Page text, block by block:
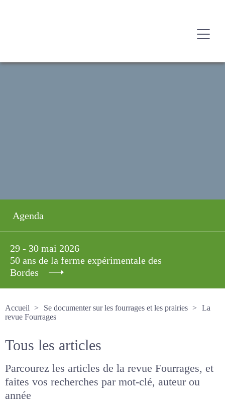
Agenda
29 - 30 mai 2026
50 ans de la ferme expérimentale des
Bordes
Accueil
Se documenter sur les fourrages et les prairies
La revue Fourrages
Tous les articles
Parcourez les articles de la revue Fourrages, et
faites vos recherches par mot-clé, auteur ou
année